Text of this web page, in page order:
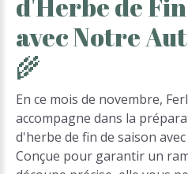
avecNotre
🌾
En ce mois de novembre,
accompagne dans la
d'herbe de fin de saison
Conçue pour garantir un